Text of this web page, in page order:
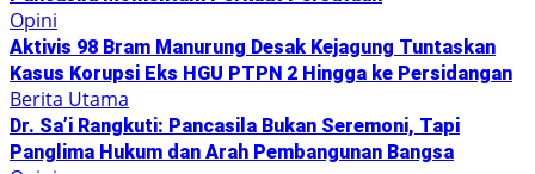
Opini
Aktivis 98 Bram Manurung Desak Kejagung Tuntaskan
Kasus Korupsi Eks HGU PTPN 2 Hingga ke Persidangan
Berita Utama
Dr. Sa’i Rangkuti: Pancasila Bukan Seremoni, Tapi
Panglima Hukum dan Arah Pembangunan Bangsa